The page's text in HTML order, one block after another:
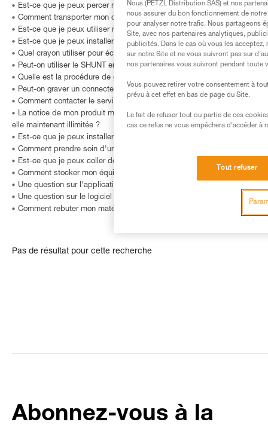
Est-ce que je peux percer mon casque pour installer une lampe
Comment transporter mon casque sans l’abîmer ?
Est-ce que je peux utiliser mon casque pour d’autres activités
Est-ce que je peux installer une lampe frontale sur mon vélo ?
Quel crayon utiliser pour écrire sur le CARNET de topo A6 (S90) et A5
Peut-on utiliser le SHUNT en auto-assurage ?
Quelle est la procédure de garantie Petzl ?
Peut-on graver un connecteur… ou comment identifier un produit dont
Comment contacter le service après vente Petzl ?
La notice de mon produit métallique Petzl indique une durée de vie
elle maintenant illimitée ?
Est-ce que je peux installer une lampe frontale sur mon casque ?
Comment prendre soin d'un bandeau de lampe frontale ?
Est-ce que je peux coller des autocollants sur mon casque ?
Comment stocker mon équipement ?
Une question sur l'application MyPetzl Light ?
Une question sur le logiciel OS by Petzl ?
Comment rebuter mon matériel ?
Pas de résultat pour cette recherche
Abonnez-vous à la
Nous (PETZL Distribution SAS) et nos
nous assurer du bon fonctionnement de
pour analyser notre trafic. Nous partageons
Site, avec nos partenaires analytiques,
publicités. Dans le cas où vous les
sur notre Site et ne vous suivront pas sur
nos partenaires vous suivront pendant toute
Vous pouvez retirer votre consentement à
prévu à cet effet en bas de page du Site.
Le fait de refuser tout ou partie de ces
cas ce refus ne vous empêchera d’accéder à
Tout refuser